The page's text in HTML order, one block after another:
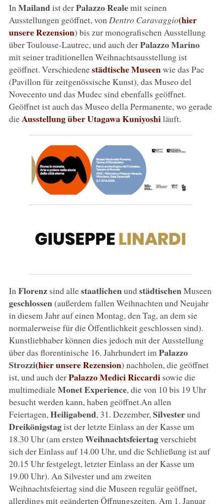
In Mailandist derPalazzo Realemit seinen
Ausstellungen geöffnet, von Dentro Caravaggio(hier
unsere Rezension) bis zur monografischen Ausstellung
über Toulouse-Lautrec, und auch derPalazzo Marino
mit seiner traditionellen Weihnachtsausstellung ist
geöffnet. Verschiedenestädtische Museenwie das Pac
(Pavillon für zeitgenössische Kunst), das Museo del
Novecento und das Mudec sind ebenfalls geöffnet.
Geöffnet ist auch das Museo della Permanente, wo gerade
dieAusstellung über Utagawa Kuniyoshiläuft.
In Florenzsind allestaatlichenundstädtischenMuseen
geschlossen(außerdem fallen Weihnachten und Neujahr
in diesem Jahr auf einen Montag, den Tag, an dem sie
normalerweise für die Öffentlichkeit geschlossen sind).
Kunstliebhaber können dies jedoch mit der Ausstellung
über das florentinische 16. Jahrhundert im Palazzo
Strozzi(hier unsere Rezension) nachholen, die geöffnet
ist, und auch derPalazzo Medici Riccardi sowie die
multimedialeMonet Experience, die von 10 bis 19 Uhr
besucht werden kann, haben geöffnet.An allen
Feiertagen, Heiligabend, 31. Dezember, Silvesterund
Dreikönigstagist der letzte Einlass an der Kasse um
18.30 Uhr (am ersten Weihnachtsfeiertagverschiebt
sich der Einlass auf 14.00 Uhr, und die Schließung ist auf
20.15 Uhr festgelegt, letzter Einlass an der Kasse um
19.00 Uhr). An Silvester und am zweiten
Weihnachtsfeiertag sind die Museen regulär geöffnet,
allerdings mit geänderten Öffnungszeiten. Am 1. Januar